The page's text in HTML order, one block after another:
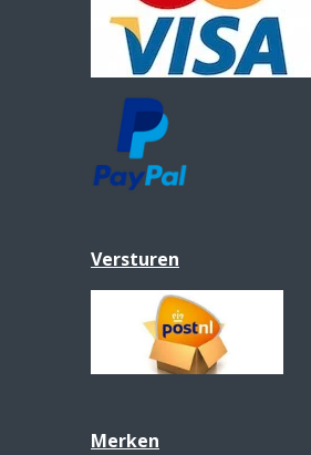
Versturen
Merken